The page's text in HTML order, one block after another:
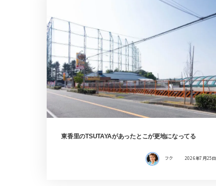
東香里のTSUTAYAがあったとこが更地になってる
フク 2026年7月25日